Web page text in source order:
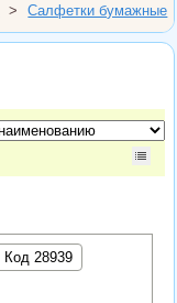
> Салфетки бумажные
Код 28939